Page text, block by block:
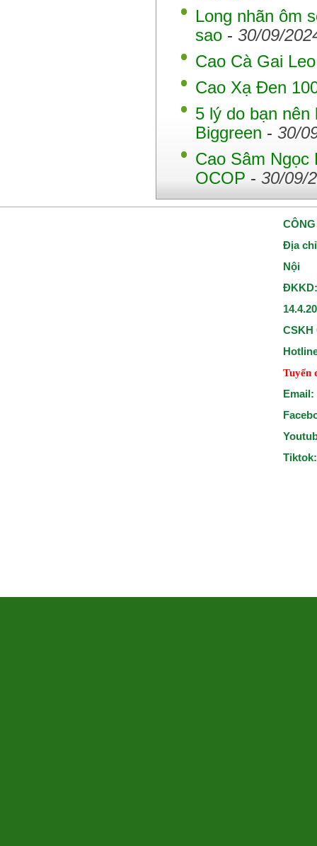
Long nhãn ôm
sao - 30/09/
Cao Cà Gai
Cao Xạ Đen
5 lý do bạn
Biggreen - 30/
Cao Sâm
OCOP - 30/09/
Địa
Nội
CSKH
Tuyển
Email: